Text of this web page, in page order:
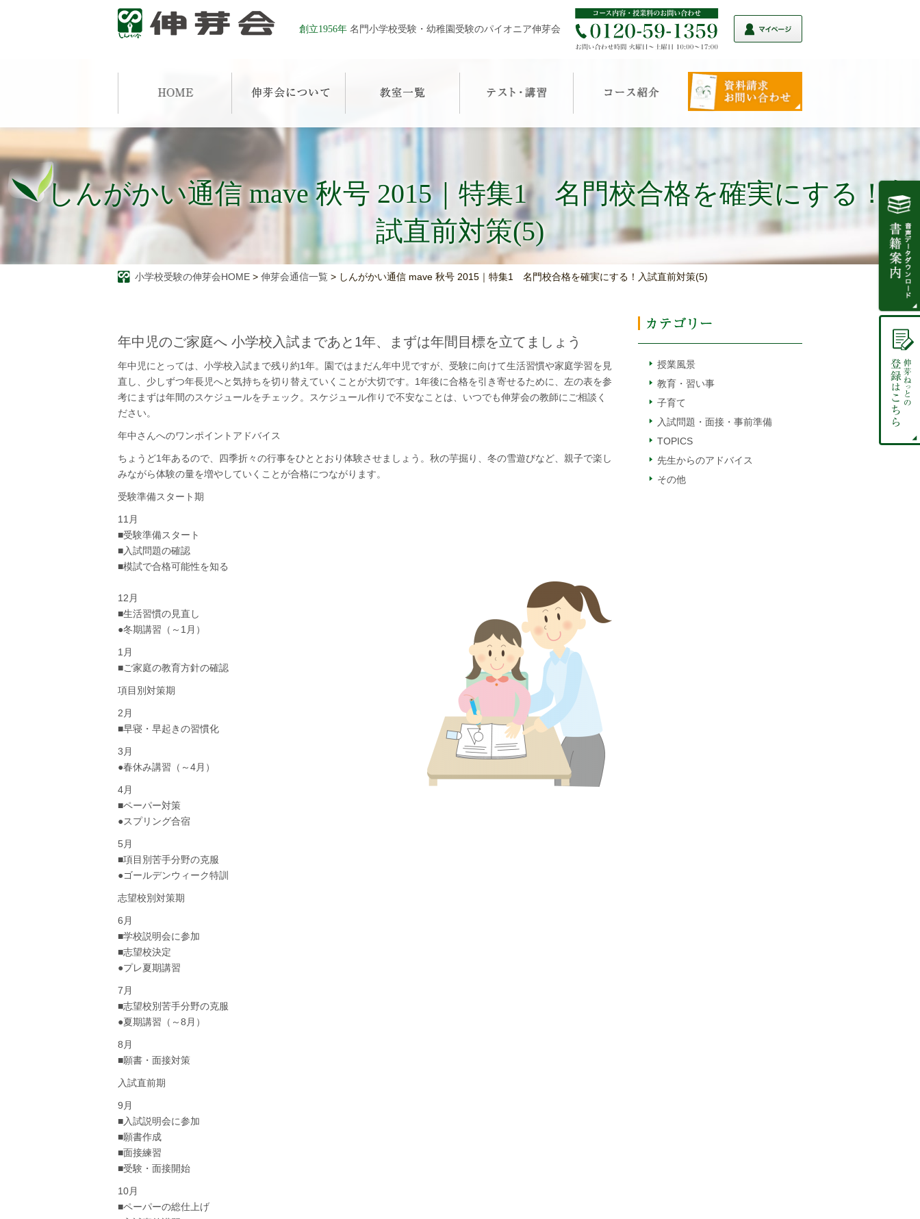
創立1956年 名門小学校受験・幼稚園受験のパイオニア伸芽会
しんがかい通信 mave 秋号 2015｜特集1 名門校合格を確実にする！入
試直前対策(5)
小学校受験の伸芽会HOME > 伸芽会通信一覧 > しんがかい通信 mave 秋号 2015｜特集1 名門校合格を確実にする！入試直前対策(5)
年中児のご家庭へ 小学校入試まであと1年、まずは年間目標を立てましょう
年中児にとっては、小学校入試まで残り約1年。園ではまだん年中児ですが、受験に向けて生活習慣や家庭学習を見
直し、少しずつ年長児へと気持ちを切り替えていくことが大切です。1年後に合格を引き寄せるために、左の表を参
考にまずは年間のスケジュールをチェック。スケジュール作りで不安なことは、いつでも伸芽会の教師にご相談く
ださい。
年中さんへのワンポイントアドバイス
ちょうど1年あるので、四季折々の行事をひととおり体験させましょう。秋の芋掘り、冬の雪遊びなど、親子で楽し
みながら体験の量を増やしていくことが合格につながります。
受験準備スタート期
11月
■受験準備スタート
■入試問題の確認
■模試で合格可能性を知る
12月
■生活習慣の見直し
●冬期講習（～1月）
1月
■ご家庭の教育方針の確認
項目別対策期
2月
■早寝・早起きの習慣化
3月
●春休み講習（～4月）
4月
■ペーパー対策
●スプリング合宿
5月
■項目別苦手分野の克服
●ゴールデンウィーク特訓
志望校別対策期
6月
■学校説明会に参加
■志望校決定
●プレ夏期講習
7月
■志望校別苦手分野の克服
●夏期講習（～8月）
8月
■願書・面接対策
入試直前期
9月
■入試説明会に参加
■願書作成
■面接練習
■受験・面接開始
10月
■ペーパーの総仕上げ
授業風景
教育・習い事
子育て
入試問題・面接・事前準備
TOPICS
先生からのアドバイス
その他